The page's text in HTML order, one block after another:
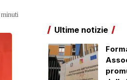
Ultime notizie